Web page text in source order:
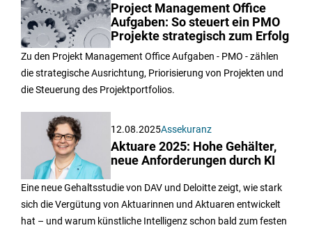
Project Management Office
Aufgaben: So steuert ein PMO
Projekte strategisch zum Erfolg
Zu den Projekt Management Office Aufgaben - PMO - zählen
die strategische Ausrichtung, Priorisierung von Projekten und
die Steuerung des Projektportfolios.
12.08.2025Assekuranz
Aktuare 2025: Hohe Gehälter,
neue Anforderungen durch KI
Eine neue Gehaltsstudie von DAV und Deloitte zeigt, wie stark
sich die Vergütung von Aktuarinnen und Aktuaren entwickelt
hat – und warum künstliche Intelligenz schon bald zum festen